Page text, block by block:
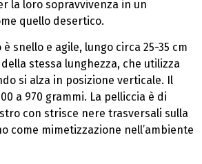
la loro sopravvivenza in un
quello desertico.
snello e agile, lungo circa 25-35 cm
stessa lunghezza, che utilizza
si alza in posizione verticale. Il
a 970 grammi. La pelliccia è di
con strisce nere trasversali sulla
come mimetizzazione nell’ambiente